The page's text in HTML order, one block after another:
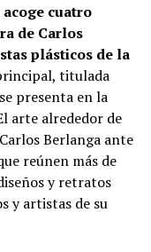
acoge cuatro
de Carlos
plásticos de la
titulada
presenta en la
arte alrededor de
Berlanga ante
reúnen más de
y retratos
y artistas de su